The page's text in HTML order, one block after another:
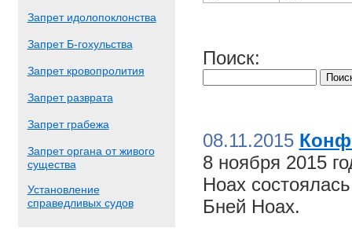
Запрет идолопоклонства
Запрет Б-гохульства
Запрет кровопролития
Запрет разврата
Запрет грабежа
Запрет органа от живого
существа
Установление
справедливых судов
Поиск:
08.11.2015
8 ноября 2015
Ноах
Бней Ноах.